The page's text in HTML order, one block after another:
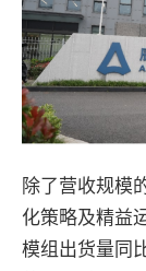
除了营收规模
化策略及精益
模组出货量同